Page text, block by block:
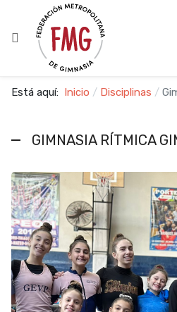
Está aquí: Inicio Disciplinas
GIMNASIA RÍTMICA